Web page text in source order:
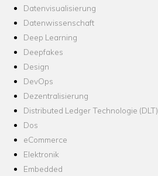
Datenvisualisierung
Datenwissenschaft
Deep Learning
Deepfakes
Design
DevOps
Dezentralisierung
Distributed Ledger Technologie (DLT)
Dos
eCommerce
Elektronik
Embedded